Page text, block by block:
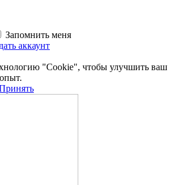
Запомнить меня
аккаунт
"Cookie", чтобы улучшить ваш